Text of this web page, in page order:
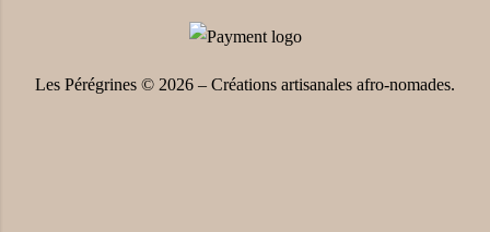
Les Pérégrines © 2026 – Créations artisanales afro-nomades.